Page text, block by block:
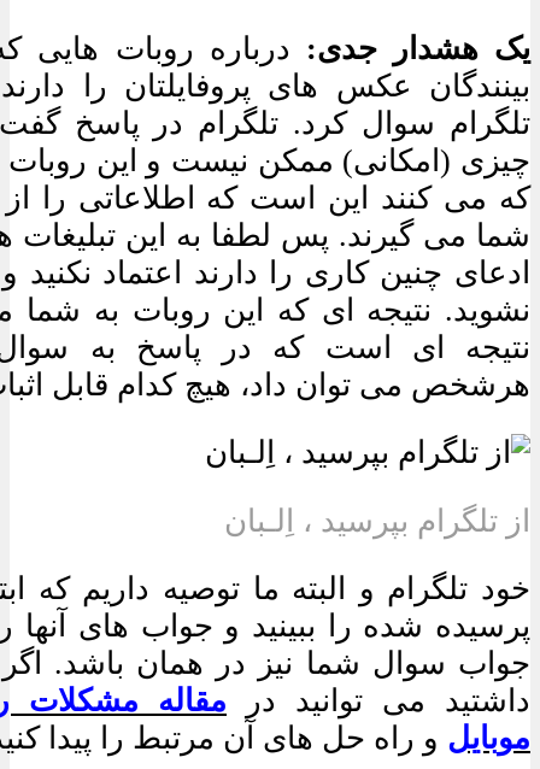
یک هشدار جدی: درباره روبات هایی
بینندگان عکس های پروفایلتان را
تلگرام سوال کرد. تلگرام در پاسخ
چیزی (امکانی) ممکن نیست و این
که می کنند این است که اطلاعاتی را
شما می گیرند. پس لطفا به این تبلیغات
ادعای چنین کاری را دارند اعتماد نکنید
نشوید. نتیجه ای که این روبات به شما
نتیجه ای است که در پاسخ به سوال
هرشخص می توان داد، هیچ کدام قابل
از تلگرام بپرسید ، اِلـبان
خود تلگرام و البته ما توصیه داریم که
پرسیده شده را ببینید و جواب های آنها
جواب سوال شما نیز در همان باشد.
داشتید می توانید در مقاله مشکلات
موبایل و راه حل های آن مرتبط را پیدا